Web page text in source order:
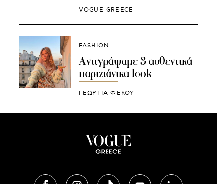
VOGUE GREECE
FASHION
Αντιγράψαμε 3 αυθεντικά
παριζιάνικα look
ΓΕΩΡΓΙΑ ΦΕΚΟΥ